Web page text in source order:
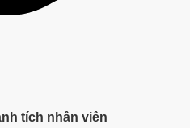
tích nhân viên